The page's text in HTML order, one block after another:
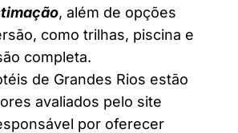
, além de opções
como trilhas, piscina e
completa.
de Grandes Rios estão
avaliados pelo site
por oferecer